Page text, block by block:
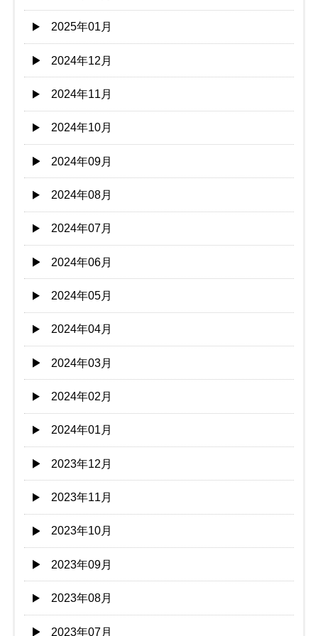
2025年01月
2024年12月
2024年11月
2024年10月
2024年09月
2024年08月
2024年07月
2024年06月
2024年05月
2024年04月
2024年03月
2024年02月
2024年01月
2023年12月
2023年11月
2023年10月
2023年09月
2023年08月
2023年07月